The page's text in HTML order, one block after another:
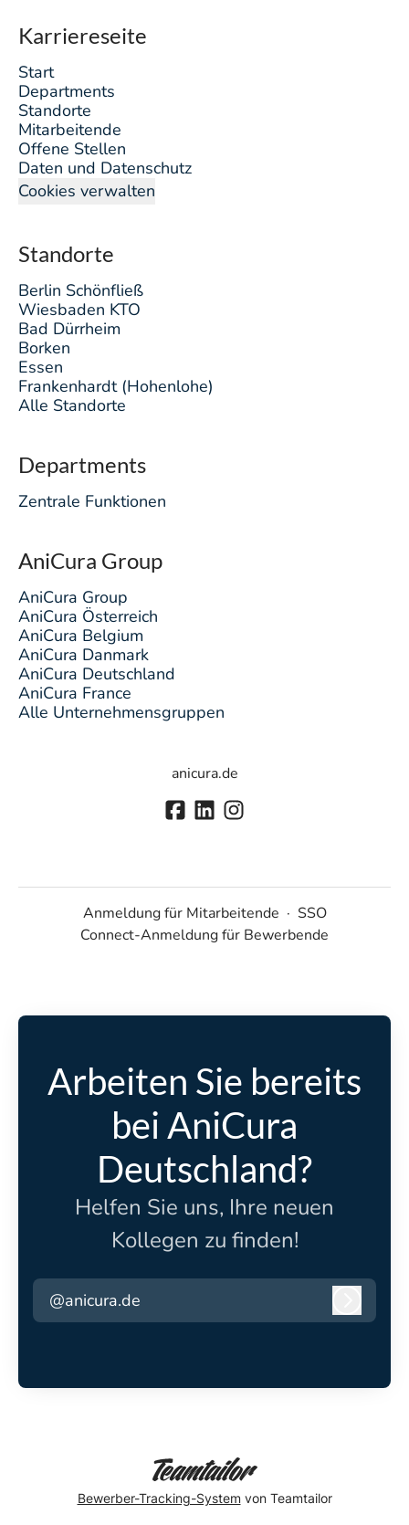
Karriereseite
Start
Departments
Standorte
Mitarbeitende
Offene Stellen
Daten und Datenschutz
Cookies verwalten
Standorte
Berlin Schönfließ
Wiesbaden KTO
Bad Dürrheim
Borken
Essen
Frankenhardt (Hohenlohe)
Alle Standorte
Departments
Zentrale Funktionen
AniCura Group
AniCura Group
AniCura Österreich
AniCura Belgium
AniCura Danmark
AniCura Deutschland
AniCura France
Alle Unternehmensgruppen
anicura.de
Anmeldung für Mitarbeitende · SSO
Connect-Anmeldung für Bewerbende
Arbeiten Sie bereits
bei AniCura
Deutschland?
Helfen Sie uns, Ihre neuen
Kollegen zu finden!
@anicura.de
Bewerber-Tracking-System von Teamtailor